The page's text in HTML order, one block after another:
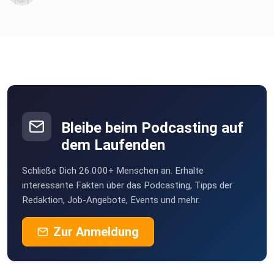
Bleibe beim Podcasting auf
dem Laufenden
Schließe Dich 26.000+ Menschen an. Erhalte
interessante Fakten über das Podcasting, Tipps der
Redaktion, Job-Angebote, Events und mehr.
Zur Anmeldung